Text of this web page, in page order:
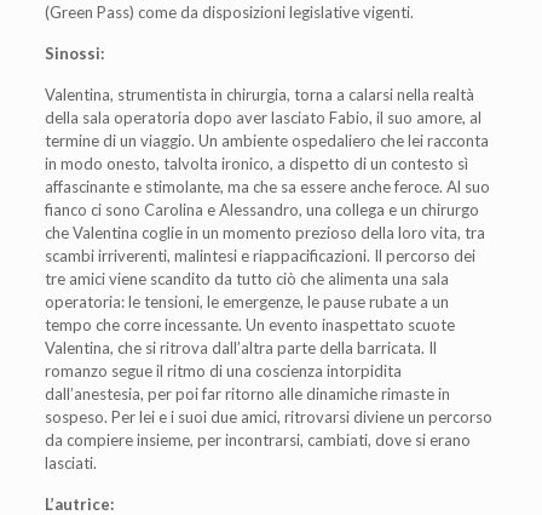
(Green Pass) come da disposizioni legislative vigenti.
Sinossi:
Valentina, strumentista in chirurgia, torna a calarsi nella realtà
della sala operatoria dopo aver lasciato Fabio, il suo amore, al
termine di un viaggio. Un ambiente ospedaliero chelei racconta
in modo onesto, talvolta ironico, a dispetto di un contesto sì
affascinante e stimolante, ma che sa essere anche feroce. Al suo
fianco ci sono Carolina e Alessandro, una collega e un chirurgo
che Valentina coglie in un momento prezioso della loro vita, tra
scambi irriverenti, malintesi e riappacificazioni. Il percorso dei
tre amici viene scandito da tutto ciò che alimenta una sala
operatoria: le tensioni, le emergenze, le pause rubate a un
tempo che corre incessante. Un evento inaspettato scuote
Valentina, che si ritrova dall’altra partedella barricata. Il
romanzo segue il ritmo di una coscienza intorpidita
dall’anestesia, per poi far ritorno alle dinamiche rimaste in
sospeso. Per lei e i suoi due amici, ritrovarsi diviene un percorso
da compiereinsieme, per incontrarsi, cambiati, dove si erano
lasciati.
L’autrice: